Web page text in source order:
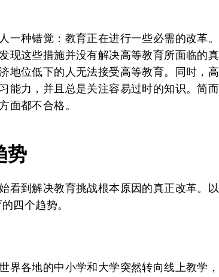
一种错觉：教育正在进行一些必需的改革
现这些措施并没有解决高等教育所面临的
地位低下的人无法接受高等教育。同时，
能力，并且总是关注容易过时的知识。简
面都不合格。
势
看到解决教育挑战根本原因的真正改革。
四个趋势。
界各地的中小学和大学突然转向线上教学，